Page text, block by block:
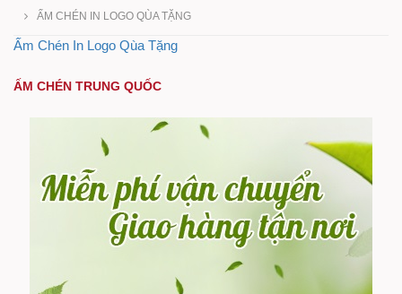
ẤM CHÉN IN LOGO QÙA TẶNG
Ấm Chén In Logo Qùa Tặng
ẤM CHÉN TRUNG QUỐC